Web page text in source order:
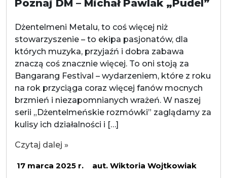
Poznaj DM – Michał Pawlak „Pudel”
Dżentelmeni Metalu, to coś więcej niż
stowarzyszenie – to ekipa pasjonatów, dla
których muzyka, przyjaźń i dobra zabawa
znaczą coś znacznie więcej. To oni stoją za
Bangarang Festival – wydarzeniem, które z roku
na rok przyciąga coraz więcej fanów mocnych
brzmień i niezapomnianych wrażeń. W naszej
serii „Dżentelmeńskie rozmówki” zaglądamy za
kulisy ich działalności i […]
Czytaj dalej »
17 marca 2025 r. aut. Wiktoria Wojtkowiak